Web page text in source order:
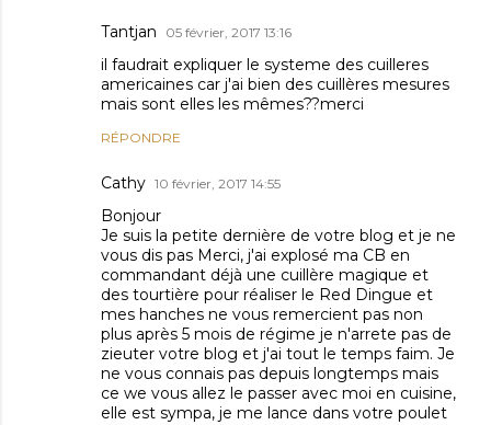
Tantjan 05 février, 2017 13:16
il faudrait expliquer le systeme des cuilleres
americaines car j'ai bien des cuillères mesures
mais sont elles les mêmes??merci
RÉPONDRE
Cathy 10 février, 2017 14:55
Bonjour
Je suis la petite dernière de votre blog et je ne
vous dis pas Merci, j'ai explosé ma CB en
commandant déjà une cuillère magique et
des tourtière pour réaliser le Red Dingue et
mes hanches ne vous remercient pas non
plus après 5 mois de régime je n'arrete pas de
zieuter votre blog et j'ai tout le temps faim. Je
ne vous connais pas depuis longtemps mais
ce we vous allez le passer avec moi en cuisine,
elle est sympa, je me lance dans votre poulet